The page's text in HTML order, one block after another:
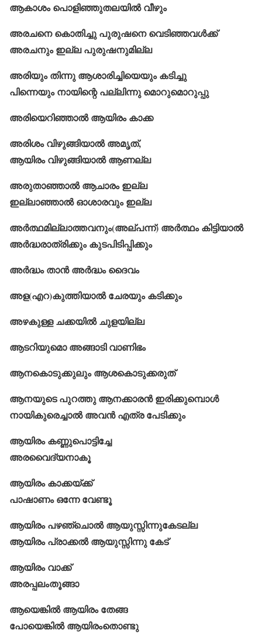
ആകാശം പൊളിഞ്ഞുതലയിൽ വീഴും
അരചനെ കൊതിച്ചു പുരുഷനെ വെടിഞ്ഞവൾക്ക്
അരചനും ഇല്ല പുരുഷനുമില്ല
അരിയും തിന്നു ആശാരിച്ചിയെയും കടിച്ചു
പിന്നെയും നായിന്റെ പല്ലിന്നു മൊറുമൊറുപ്പു
അരിയെറിഞ്ഞാൽ ആയിരം കാക്ക
അരിശം വിഴുങ്ങിയാൽ അമൃത്,
ആയിരം വിഴുങ്ങിയാൽ ആണല്ല
അരുതാഞ്ഞാൽ ആചാരം ഇല്ല
ഇല്ലാഞ്ഞാൽ ഓശാരവും ഇല്ല
അര്‍ത്ഥമില്ലാത്തവനും(അല്പന്ന്) അര്‍ത്ഥം കിട്ടിയാൽ
അര്‍ദ്ധരാത്രിക്കും കുടപിടിപ്പിക്കും
അര്‍ദ്ധം താൻ അര്‍ദ്ധം ദൈവം
അള(എറ)കുത്തിയാൽ ചേരയും കടിക്കും
അഴകുള്ള ചക്കയിൽ ചുളയില്ല
ആടറിയുമൊ അങ്ങാടി വാണിഭം
ആനകൊടുക്കുലും ആശകൊടുക്കരുത്
ആനയുടെ പുറത്തു ആനക്കാരൻ ഇരിക്കുമ്പൊൾ
നായികുരെച്ചാൽ അവൻ എത്ര പേടിക്കും
ആയിരം കണ്ണുപൊട്ടിച്ചേ
അരവൈദ്യനാകൂ
ആയിരം കാക്കയ്ക്ക്‌
പാഷാണം ഒന്നേ വേണ്ടൂ
ആയിരം പഴഞ്ചൊൽ ആയുസ്സിന്നുകേടല്ല
ആയിരം പ്രാക്കൽ ആയുസ്സിന്നു കേട്‌
ആയിരം വാക്ക്
അരപ്പലംതൂങ്ങാ
ആയെങ്കിൽ ആയിരം തേങ്ങ
പോയെങ്കില്‍ ആയിരംതൊണ്ടു